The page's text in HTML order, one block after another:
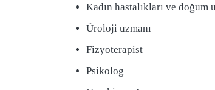
Kadın hastalıkları ve doğum
Üroloji uzmanı
Fizyoterapist
Psikolog